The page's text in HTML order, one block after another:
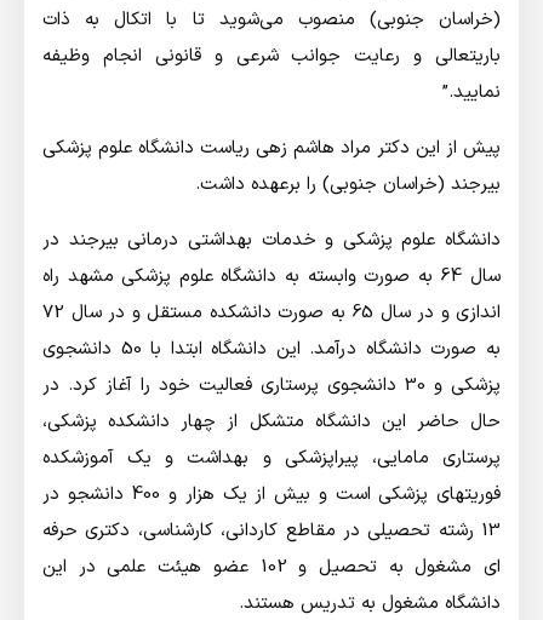
(خراسان جنوبی) منصوب می‌شوید تا با اتکال به ذات
باریتعالی و رعایت جوانب شرعی و قانونی انجام وظیفه
نمایید.”
پیش از این دکتر مراد هاشم زهی ریاست دانشگاه علوم پزشکی
بیرجند (خراسان جنوبی) را برعهده داشت.
دانشگاه علوم پزشکی و خدمات بهداشتی درمانی بیرجند در
سال 64 به صورت وابسته به دانشگاه علوم پزشکی مشهد راه
اندازی و در سال 65 به صورت دانشکده مستقل و در سال 72
به صورت دانشگاه درآمد. این دانشگاه ابتدا با 50 دانشجوی
پزشکی و 30 دانشجوی پرستاری فعالیت خود را آغاز کرد. در
حال حاضر این دانشگاه متشکل از چهار دانشکده پزشکی،
پرستاری مامایی، پیراپزشکی و بهداشت و یک آموزشکده
فوریتهای پزشکی است و بیش از یک هزار و 400 دانشجو در
13 رشته تحصیلی در مقاطع کاردانی، کارشناسی، دکتری حرفه
ای مشغول به تحصیل و 102 عضو هیئت علمی در این
دانشگاه مشغول به تدریس هستند.